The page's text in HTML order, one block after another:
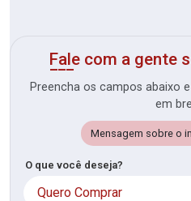
Fale com a gente
Preencha os campos abaixo
em
Mensagem sobre o
O que você deseja?
Quero Comprar